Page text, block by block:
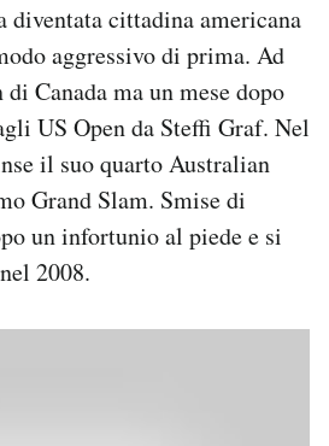
cittadina americana
aggressivo di prima. Ad
Canada ma un mese dopo
US Open da Steffi Graf. Nel
il suo quarto Australian
Grand Slam. Smise di
un infortunio al piede e si
2008.